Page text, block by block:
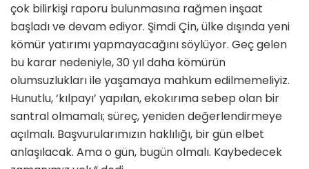
çok bilirkişi raporu bulunmasına rağmen inşaat
başladı ve devam ediyor. Şimdi Çin, ülke dışında yeni
kömür yatırımı yapmayacağını söylüyor. Geç gelen
bu karar nedeniyle, 30 yıl daha kömürün
olumsuzlukları ile yaşamaya mahkum edilmemeliyiz.
Hunutlu, ‘kılpayı’ yapılan, ekokırıma sebep olan bir
santral olmamalı; süreç, yeniden değerlendirmeye
açılmalı. Başvurularımızın haklılığı, bir gün elbet
anlaşılacak. Ama o gün, bugün olmalı. Kaybedecek